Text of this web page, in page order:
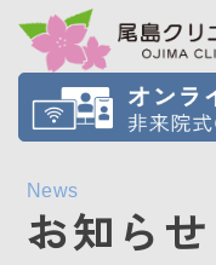
News
お知らせ